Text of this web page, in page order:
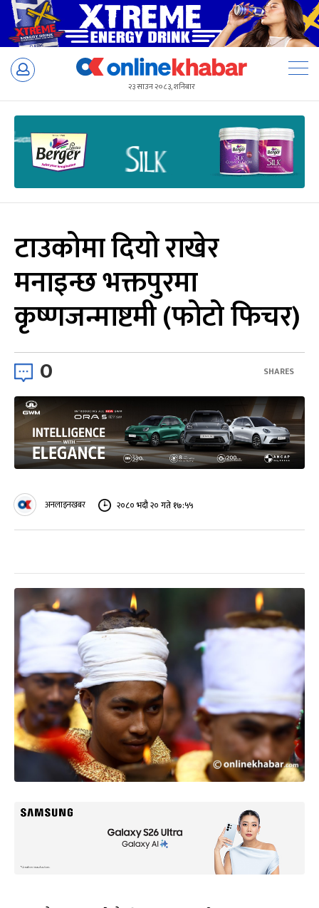
Skip
२३ साउन २०८३, शनिबार
टाउकोमा दियो राखेर
मनाइन्छ भक्तपुरमा
कृष्णजन्माष्टमी (फोटो फिचर)
0 SHARES
अनलाइनखबर २०८० भदौ २० गते १७:५५